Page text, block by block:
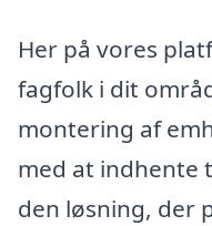
Her på vores
fagfolk i dit
montering af
med at indhente
den løsning, der